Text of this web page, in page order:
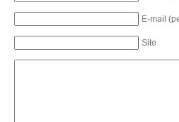
E-mail
Site